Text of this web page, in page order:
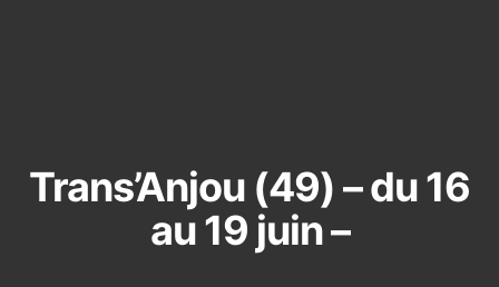
Trans’Anjou (49) – du 16
au 19 juin –